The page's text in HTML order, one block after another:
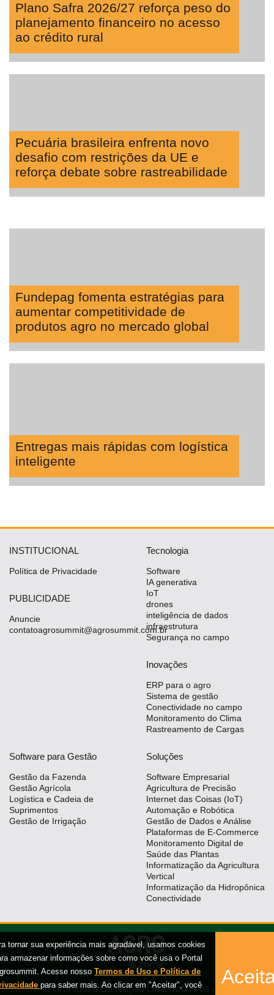
Plano Safra 2026/27 reforça peso do
planejamento financeiro no acesso
ao crédito rural
Pecuária brasileira enfrenta novo
desafio com restrições da UE e
reforça debate sobre rastreabilidade
Fundepag fomenta estratégias para
aumentar competitividade de
produtos agro no mercado global
Entregas mais rápidas com logística
inteligente
tornar sua experiência mais agradável, usamos cookies
armazenar informações sobre como você usa o Portal
Acesse nossoTermos de Uso e Política de
para saber mais. Ao clicar em "Aceitar", você
INSTITUCIONAL
Política de Privacidade
PUBLICIDADE
Anuncie
contatoagrosummit@agrosummit.com.br
Tecnologia
Software
IA generativa
IoT
drones
inteligência de dados
infraestrutura
Segurança no campo
Inovações
ERP para o agro
Sistema de gestão
Conectividade no campo
Monitoramento do Clima
Rastreamento de Cargas
Software para Gestão
Gestão da Fazenda
Gestão Agrícola
Logística e Cadeia de
Suprimentos
Gestão de Irrigação
Soluções
Software Empresarial
Agricultura de Precisão
Internet das Coisas (IoT)
Automação e Robótica
Gestão de Dados e Análise
Plataformas de E-Commerce
Monitoramento Digital de
Saúde das Plantas
Informatização da Agricultura
Vertical
Informatização da Hidropônica
Conectividade
iX Tecnologia e Educação Ltda. Todos os direitos